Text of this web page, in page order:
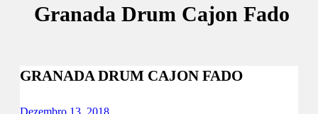
Notícias
Endorsers
Granada Drum Cajon Fado
GRANADA DRUM CAJON FADO